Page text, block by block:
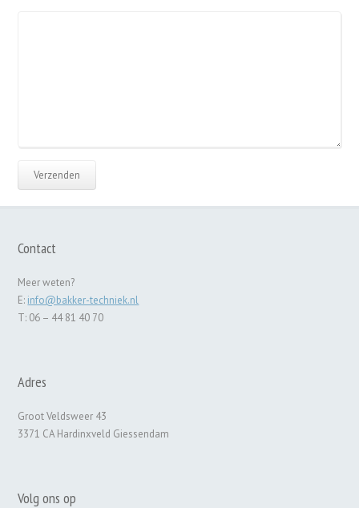
Contact
Meer weten?
E: info@bakker-techniek.nl
T: 06 – 44 81 40 70
Adres
Groot Veldsweer 43
3371 CA Hardinxveld Giessendam
Volg ons op